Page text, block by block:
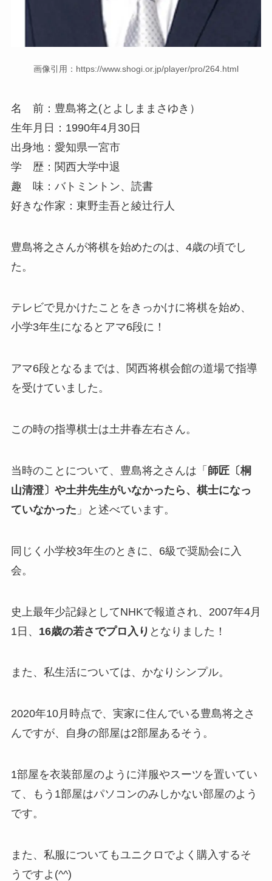
画像引用：https://www.shogi.or.jp/player/pro/264.html
名 前：豊島将之(とよしままさゆき）
生年月日：1990年4月30日
出身地：愛知県一宮市
学 歴：関西大学中退
趣 味：バトミントン、読書
好きな作家：東野圭吾と綾辻行人
豊島将之さんが将棋を始めたのは、4歳の頃でし
た。
テレビで見かけたことをきっかけに将棋を始め、
小学3年生になるとアマ6段に！
アマ6段となるまでは、関西将棋会館の道場で指導
を受けていました。
この時の指導棋士は土井春左右さん。
当時のことについて、豊島将之さんは「 師匠〔桐
山清澄〕や土井先生がいなかったら、棋士になっ
ていなかった 」と述べています。
同じく小学校3年生のときに、6級で奨励会に入
会。
史上最年少記録としてNHKで報道され、2007年4月
1日、 16歳の若さでプロ入り となりました！
また、私生活については、かなりシンプル。
2020年10月時点で、実家に住んでいる豊島将之さ
んですが、自身の部屋は2部屋あるそう。
1部屋を衣装部屋のように洋服やスーツを置いてい
て、もう1部屋はパソコンのみしかない部屋のよう
です。
また、私服についてもユニクロでよく購入するそ
うですよ(^^)